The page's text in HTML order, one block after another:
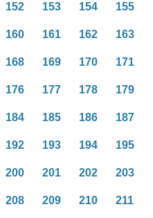
152 153 154 155
160 161 162 163
168 169 170 171
176 177 178 179
184 185 186 187
192 193 194 195
200 201 202 203
208 209 210 211